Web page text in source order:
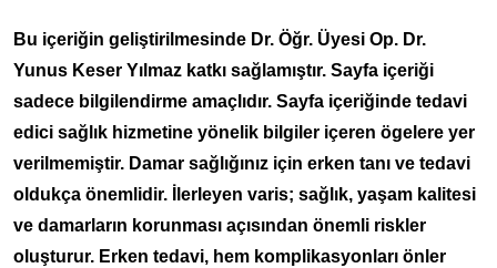
Bu içeriğin geliştirilmesinde Dr. Öğr. Üyesi Op. Dr.
Yunus Keser Yılmaz katkı sağlamıştır. Sayfa içeriği
sadece bilgilendirme amaçlıdır. Sayfa içeriğinde tedavi
edici sağlık hizmetine yönelik bilgiler içeren ögelere yer
verilmemiştir. Damar sağlığınız için erken tanı ve tedavi
oldukça önemlidir. İlerleyen varis; sağlık, yaşam kalitesi
ve damarların korunması açısından önemli riskler
oluşturur. Erken tedavi, hem komplikasyonları önler